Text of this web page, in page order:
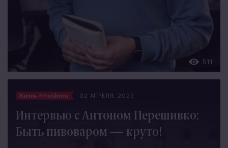
511
Жизнь #mosbrew 02 АПРЕЛЯ, 2025
Интервью с Антоном Перешивко:
Быть пивоваром — круто!